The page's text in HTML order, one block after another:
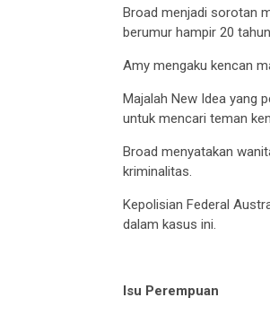
Broad menjadi sorotan
berumur hampir 20
Amy mengaku kencan
Majalah New Idea yang
untuk mencari teman
Broad menyatakan
kriminalitas.
Kepolisian Federal
dalam kasus ini.
Isu Perempuan